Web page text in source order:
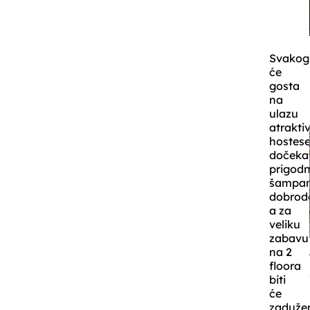
Svakog
će
gosta
na
ulazu
a za
veliku
zabavu
na 2
floora
biti
će